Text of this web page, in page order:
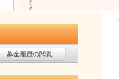
募金履歴の閲覧